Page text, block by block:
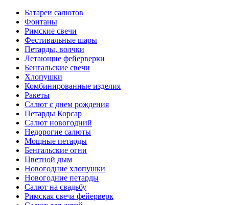
Батареи салютов
Фонтаны
Римские свечи
Фестивальные шары
Петарды, волчки
Летающие фейерверки
Бенгальские свечи
Хлопушки
Комбинированные изделия
Ракеты
Салют с днем рождения
Петарды Корсар
Салют новогодний
Недорогие салюты
Мощные петарды
Бенгальские огни
Цветной дым
Новогодние хлопушки
Новогодние петарды
Салют на свадьбу
Римская свеча фейерверк